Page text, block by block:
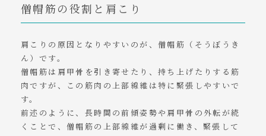
僧帽筋の役割と肩こり
肩こりの原因となりやすいのが、僧帽筋（そうぼうき
ん）です。
僧帽筋は肩甲骨を引き寄せたり、持ち上げたりする筋
肉ですが、この筋肉の上部線維は特に緊張しやすいで
す。
前述のように、長時間の前傾姿勢や肩甲骨の外転が続
くことで、僧帽筋の上部線維が過剰に働き、緊張して